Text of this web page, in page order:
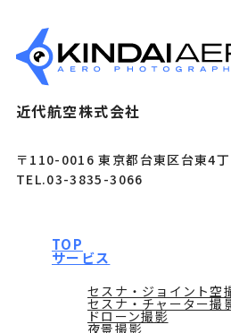
近代航空株式会社
〒110-0016 東京都台東区台東4
TEL.03-3835-3066
TOP
サービス
セスナ・ジョイント空
セスナ・チャーター撮
ドローン撮影
夜景撮影